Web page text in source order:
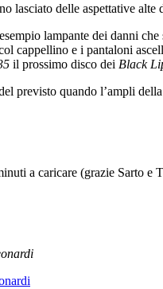
lasciato delle aspettative
lampante dei danni
cappellino e i pantaloni
il prossimo disco dei Black
previsto quando l’ampli
a caricare (grazie Sarto e